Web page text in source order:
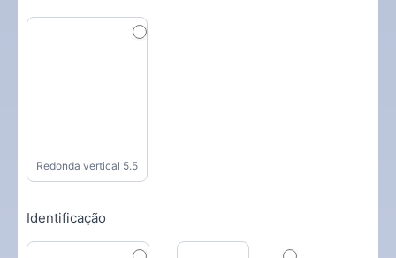
Redonda vertical 5.5
Identificação